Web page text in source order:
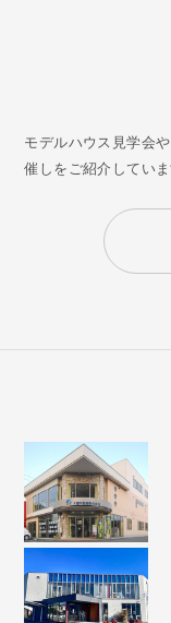
モデルハウス見学会
催しをご紹介してい